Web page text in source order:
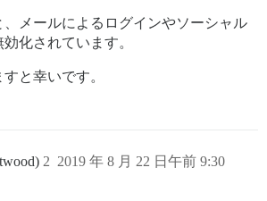
メールによるログインやソーシャル
化されています。
と幸いです。
2019 年 8 月 22 日午前 9:30
2